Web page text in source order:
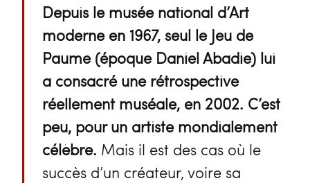
Depuis le musée national d’Art
moderne en 1967, seul le Jeu de
Paume (époque Daniel Abadie) lui
a consacré une rétrospective
réellement muséale, en 2002. C’est
peu, pour un artiste mondialement
célèbre. Mais il est des cas où le
succès d’un créateur, voire sa